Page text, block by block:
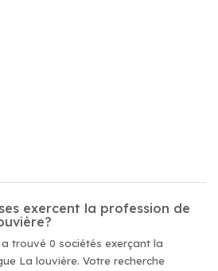
exercent la profession de
trouvé 0 sociétés exerçant la
La louvière. Votre recherche